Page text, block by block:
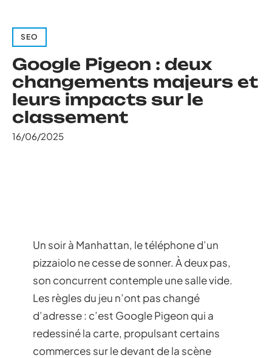
SEO
Google Pigeon : deux
changements majeurs et
leurs impacts sur le
classement
16/06/2025
Un soir à Manhattan, le téléphone d’un
pizzaiolo ne cesse de sonner. À deux pas,
son concurrent contemple une salle vide.
Les règles du jeu n’ont pas changé
d’adresse : c’est Google Pigeon qui a
redessiné la carte, propulsant certains
commerces sur le devant de la scène